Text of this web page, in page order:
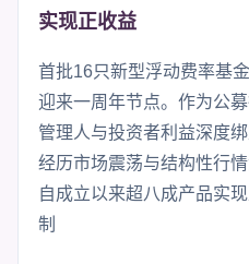
实现正收益
首批16只新型浮动费率基
迎来一周年节点。作为公
管理人与投资者利益深度
经历市场震荡与结构性行
自成立以来超八成产品实
制